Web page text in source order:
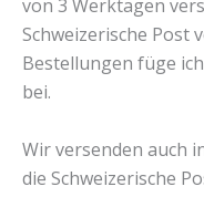
von 3 Werktagen
Schweizerische Post
Bestellungen füge
bei.
Wir versenden auch
die Schweizerische